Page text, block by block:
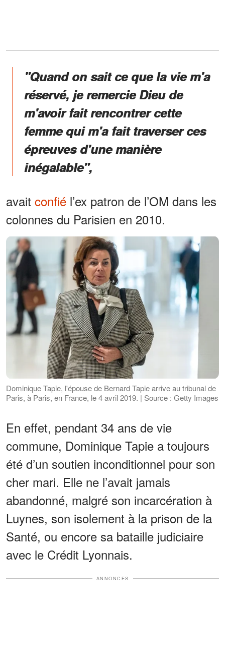
"Quand on sait ce que la vie m'a
réservé, je remercie Dieu de
m'avoir fait rencontrer cette
femme qui m'a fait traverser ces
épreuves d'une manière
inégalable",
avait confié l’ex patron de l’OM dans les
colonnes du Parisien en 2010.
Dominique Tapie, l'épouse de Bernard Tapie arrive au tribunal de
Paris, à Paris, en France, le 4 avril 2019. | Source : Getty Images
En effet, pendant 34 ans de vie
commune, Dominique Tapie a toujours
été d’un soutien inconditionnel pour son
cher mari. Elle ne l’avait jamais
abandonné, malgré son incarcération à
Luynes, son isolement à la prison de la
Santé, ou encore sa bataille judiciaire
avec le Crédit Lyonnais.
ANNONCES